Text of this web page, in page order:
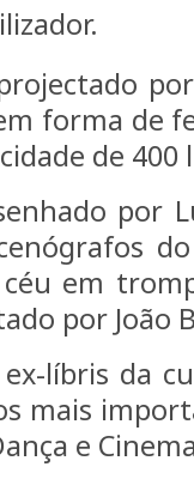
forma de
de 400
por
em
por João
líbris da
mais
e